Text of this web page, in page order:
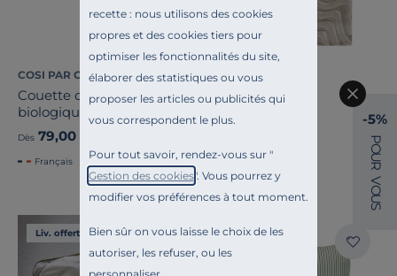
recette : nous utilisons des cookies
propres et des cookies tiers pour
optimiser les fonctionnalités du site,
élaborer des statistiques ou vous
proposer les articles ou publicités qui
vous correspondent le plus.
Pour tout savoir, rendez-vous sur "
Gestion des cookies". Vous pourrez y
modifier vos préférences à tout moment.
Bien sûr on vous laisse le choix de les
autoriser, les refuser, ou les
COSI PAR CAMIF
Couette chaude coton
biologique Diane
Dès 79,00 €
Français
CAMIF SIGNATURE
Tapis Réjane
Liv. offerte Liv. offerte
-5%
P
O
U
R
V
O
U
S